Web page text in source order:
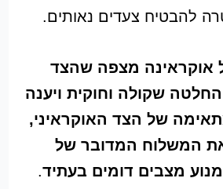
להבטיח צעדים נאותים.
אוקראינה מצפה שהצד
שקולה וחוקית ויענה
של הצד האוקראיני,
את המשלוח המדובר של
מצבים דומים בעתיד.